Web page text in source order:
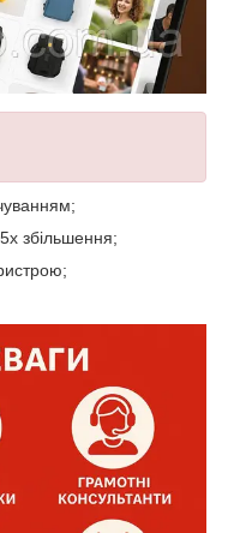
збільшення;